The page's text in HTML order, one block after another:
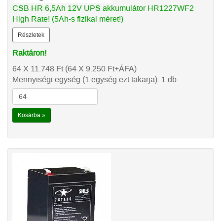
CSB HR 6,5Ah 12V UPS akkumulátor HR1227WF2
High Rate! (5Ah-s fizikai méret!)
Részletek
Raktáron!
64 X 11.748 Ft(64 X 9.250 Ft+ÁFA)
Mennyiségi egység (1 egység ezt takarja): 1 db
Kosárba »